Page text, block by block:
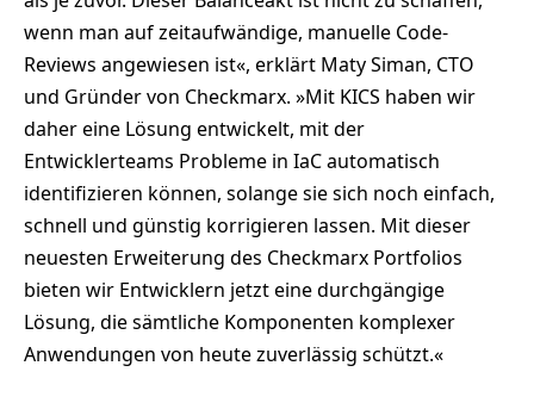
wenn man auf zeitaufwändige, manuelle Code-
Reviews angewiesen ist«, erklärt Maty Siman, CTO
und Gründer von Checkmarx. »Mit KICS haben wir
daher eine Lösung entwickelt, mit der
Entwicklerteams Probleme in IaC automatisch
identifizieren können, solange sie sich noch einfach,
schnell und günstig korrigieren lassen. Mit dieser
neuesten Erweiterung des Checkmarx Portfolios
bieten wir Entwicklern jetzt eine durchgängige
Lösung, die sämtliche Komponenten komplexer
Anwendungen von heute zuverlässig schützt.«